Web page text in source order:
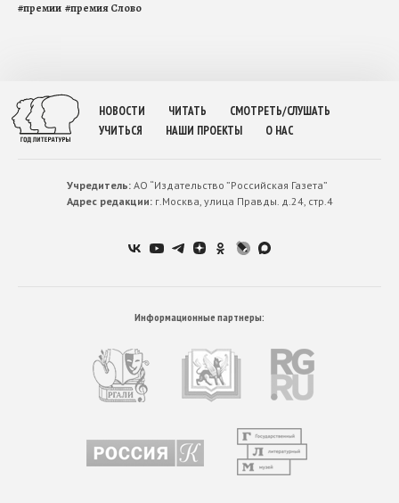
#премии #премия Слово
НОВОСТИ ЧИТАТЬ
СМОТРЕТЬ/СЛУШАТЬ
УЧИТЬСЯ
НАШИ ПРОЕКТЫ О НАС
Учредитель:АО “Издательство ”Российская Газета”
Адрес редакции:г.Москва, улица Правды. д.24, стр.4
Информационные партнеры: